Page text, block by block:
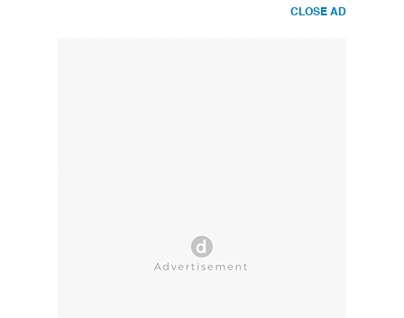
CLOSE AD